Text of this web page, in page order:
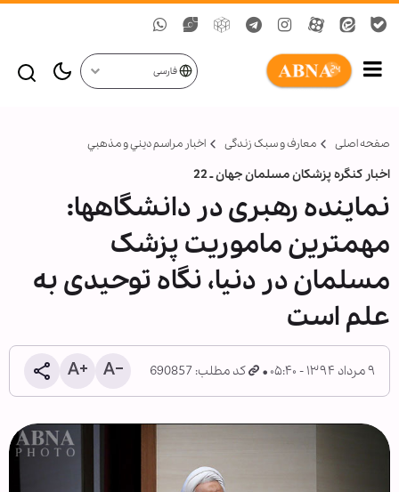
فارسی
صفحه اصلی معارف و سبک زندگی اخبار مراسم ديني و مذهبي
اخبار کنگره پزشکان مسلمان جهان ـ 22
نماینده رهبری در دانشگاهها:
مهمترین ماموریت پزشک
مسلمان در دنیا، نگاه توحیدی به
علم است
۹ مرداد ۱۳۹۴ - ۰۵:۴۰ کد مطلب: 690857